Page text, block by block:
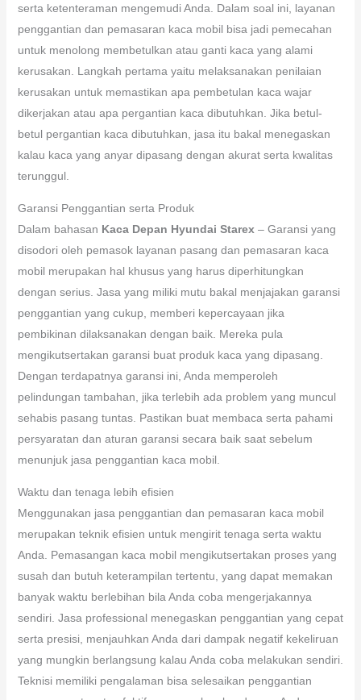
serta ketenteraman mengemudi Anda. Dalam soal ini, layanan
penggantian dan pemasaran kaca mobil bisa jadi pemecahan
untuk menolong membetulkan atau ganti kaca yang alami
kerusakan. Langkah pertama yaitu melaksanakan penilaian
kerusakan untuk memastikan apa pembetulan kaca wajar
dikerjakan atau apa pergantian kaca dibutuhkan. Jika betul-
betul pergantian kaca dibutuhkan, jasa itu bakal menegaskan
kalau kaca yang anyar dipasang dengan akurat serta kwalitas
terunggul.
Garansi Penggantian serta Produk
Dalam bahasan Kaca Depan Hyundai Starex – Garansi yang
disodori oleh pemasok layanan pasang dan pemasaran kaca
mobil merupakan hal khusus yang harus diperhitungkan
dengan serius. Jasa yang miliki mutu bakal menjajakan garansi
penggantian yang cukup, memberi kepercayaan jika
pembikinan dilaksanakan dengan baik. Mereka pula
mengikutsertakan garansi buat produk kaca yang dipasang.
Dengan terdapatnya garansi ini, Anda memperoleh
pelindungan tambahan, jika terlebih ada problem yang muncul
sehabis pasang tuntas. Pastikan buat membaca serta pahami
persyaratan dan aturan garansi secara baik saat sebelum
menunjuk jasa penggantian kaca mobil.
Waktu dan tenaga lebih efisien
Menggunakan jasa penggantian dan pemasaran kaca mobil
merupakan teknik efisien untuk mengirit tenaga serta waktu
Anda. Pemasangan kaca mobil mengikutsertakan proses yang
susah dan butuh keterampilan tertentu, yang dapat memakan
banyak waktu berlebihan bila Anda coba mengerjakannya
sendiri. Jasa professional menegaskan penggantian yang cepat
serta presisi, menjauhkan Anda dari dampak negatif kekeliruan
yang mungkin berlangsung kalau Anda coba melakukan sendiri.
Teknisi memiliki pengalaman bisa selesaikan penggantian